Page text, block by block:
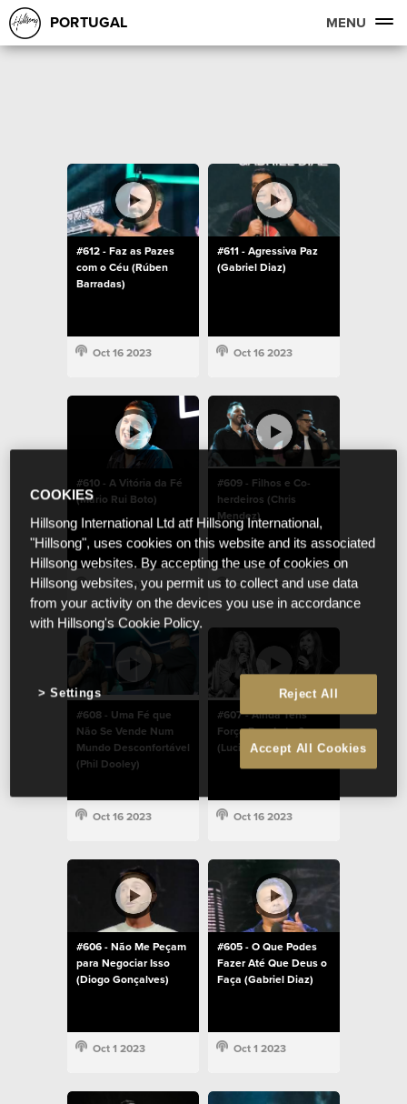
PORTUGAL MENU
#612 - Faz as Pazes
com o Céu (Rúben
Barradas)
Oct 16 2023
#611 - Agressiva Paz
(Gabriel Diaz)
Oct 16 2023
#610 - A Vitória da Fé
(Mário Rui Boto)
Oct 16 2023
#609 - Filhos e Co-
herdeiros (Chris
Mendez)
Oct 16 2023
#608 - Uma Fé que
Não Se Vende Num
Mundo Desconfortável
(Phil Dooley)
Oct 16 2023
#607 - Ainda Tens
Força Para Lutar?
(Lucinda Dooley)
Oct 16 2023
#606 - Não Me Peçam
para Negociar Isso
(Diogo Gonçalves)
Oct 1 2023
#605 - O Que Podes
Fazer Até Que Deus o
Faça (Gabriel Diaz)
Oct 1 2023
COOKIES
Hillsong International Ltd atf Hillsong International,
"Hillsong", uses cookies on this website and its associated
Hillsong websites. By accepting the use of cookies on
Hillsong websites, you permit us to collect and use data
from your activity on the devices you use in accordance
with Hillsong's Cookie Policy.
Reject All
Accept All Cookies
Settings